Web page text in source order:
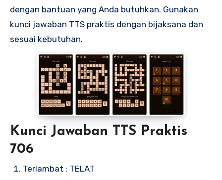
dengan bantuan yang Anda butuhkan. Gunakan
kunci jawaban TTS praktis dengan bijaksana dan
sesuai kebutuhan.
Kunci Jawaban TTS Praktis
706
Terlambat : TELAT